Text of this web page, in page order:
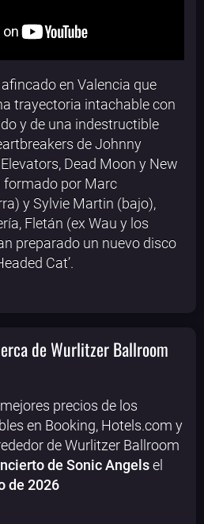
en Valencia que
trayectoria intachable con
y de una indestructible
de Johnny
Dead Moon y New
formado por Marc
y Sylvie Martin (bajo),
Fletán (ex Wau y los
preparado un nuevo disco
Cat’.
de Wurlitzer Ballroom
precios de los
en Booking, Hotels.com y
de Wurlitzer Ballroom
de Sonic Angelsel
de 2026